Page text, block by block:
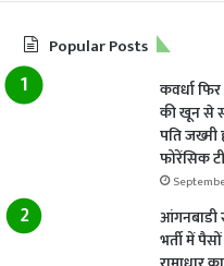
Popular Posts
कवर्धा
की खून से
पति जख्मी
फोरेंसिक
आंगनबाडी
भर्ती में